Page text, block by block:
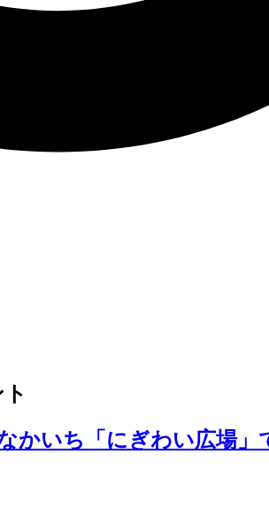
いち「にぎわい広場」